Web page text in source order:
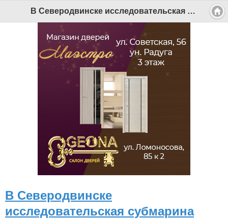
В Северодвинске исследовательская субмарина "Белгород" передана флоту - Беломорканал Северодвинск tv29.ru
В Северодвинске
исследовательская субмарина
© 2026 Беломорканал Северодвинск tv29.ru
is Free Software released under the GNU General Public
License.
Mobile version by
Mobile Joomla!
Desktop Version
СИ "Информационное агентство "Беломорканал" регистрационный номер ЭЛ № ФС77-77001 от 08.11.2019,
выдан Федеральной службой по надзору в сфере связи, информационных технологий и массовых
коммуникаций (Роскомнадзор). Учредитель: ООО "ТВ29". Главный редактор: Рудалев А.Г.
Беломорканал - новостной сайт Архангельской области: новости Северодвинска, новости поморья,
Все права на материалы, опубликованные на сайте, защищены в соответствии с российским и
международным законодательством об авторском праве и смежных правах.
При любом использовании текстовых, аудио-, фото- и видеоматериалов ссылка на www.tv29.ru обязательна.
При цитировании информации гиперссылка на www.tv29.ru обязательна. Использование материалов ИА
«Беломорканал» в коммерческих целях без письменного разрешения агентства не допускается. 18+